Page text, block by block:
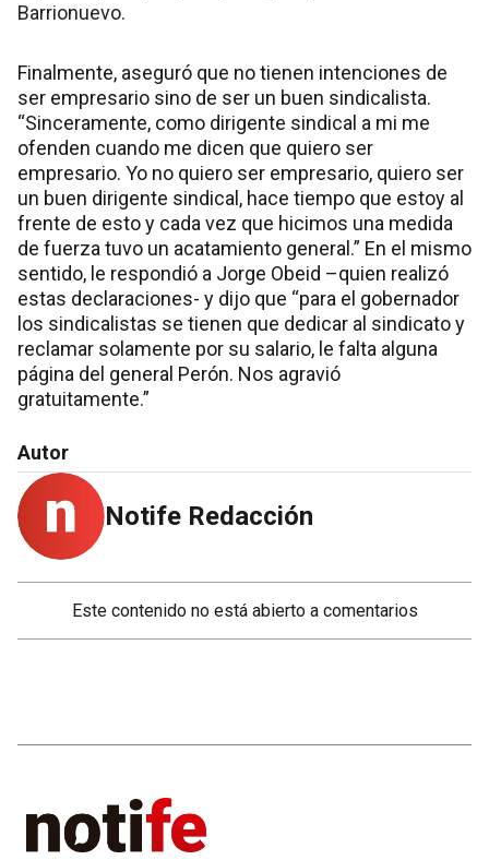
Barrionuevo.
Finalmente, aseguró que no tienen intenciones de
ser empresario sino de ser un buen sindicalista.
“Sinceramente, como dirigente sindical a mi me
ofenden cuando me dicen que quiero ser
empresario. Yo no quiero ser empresario, quiero ser
un buen dirigente sindical, hace tiempo que estoy al
frente de esto y cada vez que hicimos una medida
de fuerza tuvo un acatamiento general.” En el mismo
sentido, le respondió a Jorge Obeid –quien realizó
estas declaraciones- y dijo que “para el gobernador
los sindicalistas se tienen que dedicar al sindicato y
reclamar solamente por su salario, le falta alguna
página del general Perón. Nos agravió
gratuitamente.”
Autor
Notife Redacción
Este contenido no está abierto a comentarios